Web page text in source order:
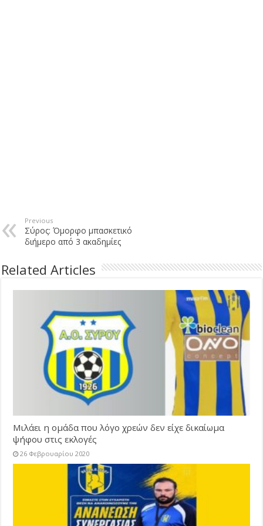
Previous
Σύρος: Όμορφο μπασκετικό
διήμερο από 3 ακαδημίες
Related Articles
Μιλάει η ομάδα που λόγο χρεών δεν είχε δικαίωμα
ψήφου στις εκλογές
26 Φεβρουαρίου 2020